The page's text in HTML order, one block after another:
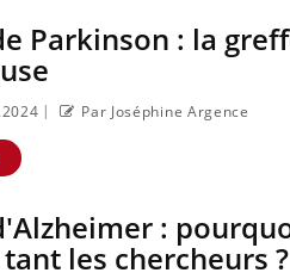
Parkinson : la
| Par Joséphine Argence
:
les chercheurs ?